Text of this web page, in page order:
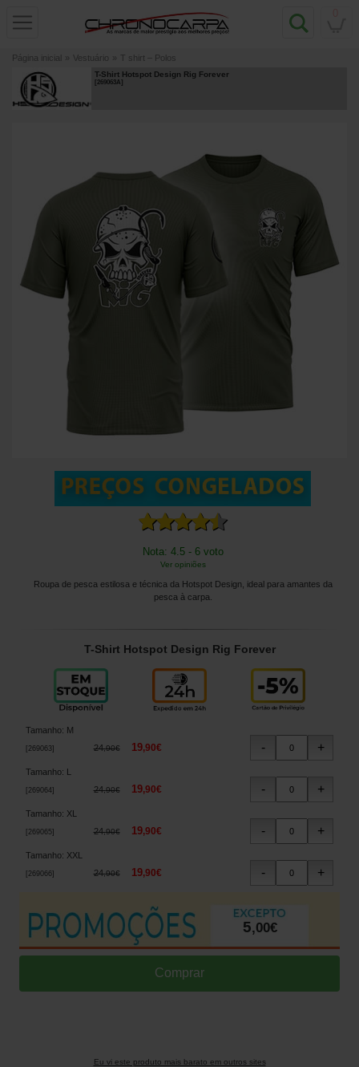
Página inicial » Vestuário » T shirt – Polos
T-Shirt Hotspot Design Rig Forever
[269063A]
Nota: 4.5 - 6 voto
Ver opiniões
Roupa de pesca estilosa e técnica da Hotspot Design, ideal para amantes da
pesca à carpa.
T-Shirt Hotspot Design Rig Forever
Tamanho: M
269063 ] 24,90€ 19,90€
Tamanho:
269064] 24,90€ 19,90€
Tamanho: XL
269065] 24,90€ 19,90€
Tamanho: XXL
269066] 24,90€ 19,90€
5,00€
Eu vi este produto mais barato em outros sites